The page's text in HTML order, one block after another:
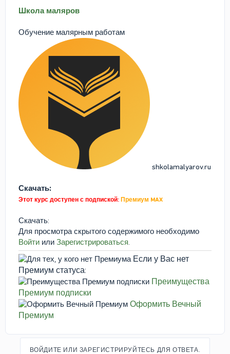
Школа маляров
Обучение малярным работам
shkolamalyarov.ru
Скачать:
Этот курс доступен с подпиской: Премиум MAX
Скачать:
Для просмотра скрытого содержимого необходимо
Войти или Зарегистрироваться
Если у Вас нет
Премиум статуса:
Преимущества
Премиум подписки
Оформить Вечный
Премиум
ВОЙДИТЕ ИЛИ ЗАРЕГИСТРИРУЙТЕСЬ ДЛЯ ОТВЕТА.